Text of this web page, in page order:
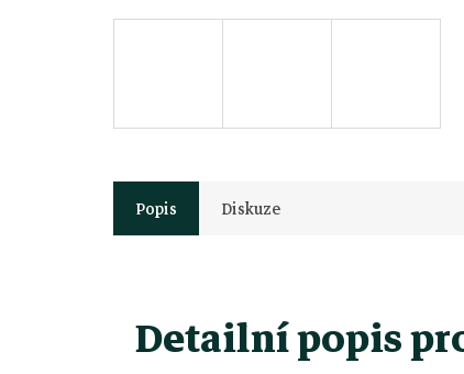
Popis Diskuze
Detailní popis